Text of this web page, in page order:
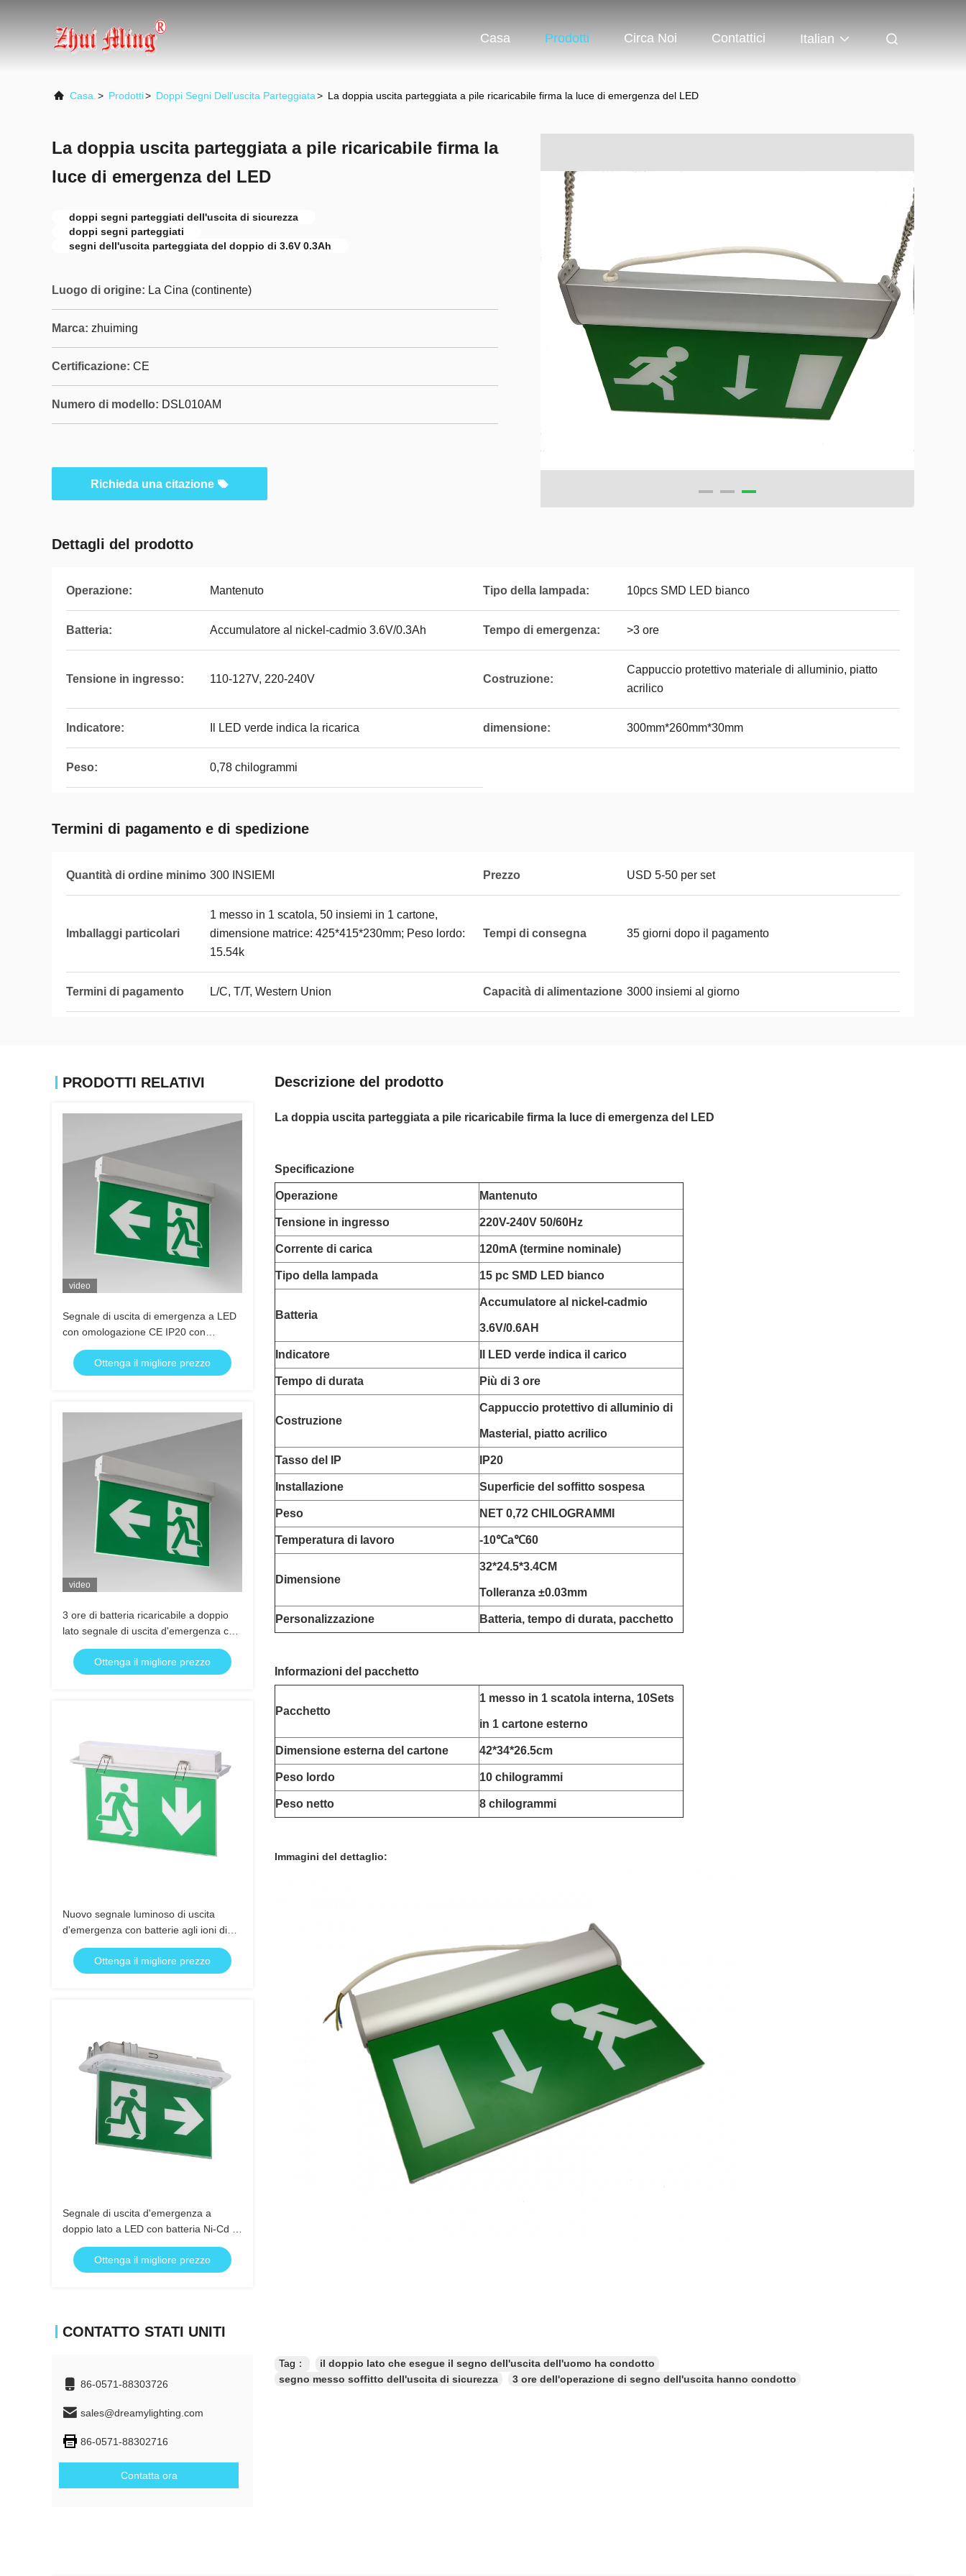
Casa Prodotti Circa Noi Contattici Italian
Casa. > Prodotti> Doppi Segni Dell'uscita Parteggiata> La doppia uscita parteggiata a pile ricaricabile firma la luce di emergenza del LED
La doppia uscita parteggiata a pile ricaricabile firma la
luce di emergenza del LED
doppi segni parteggiati dell'uscita di sicurezza
doppi segni parteggiati
segni dell'uscita parteggiata del doppio di 3.6V 0.3Ah
Luogo di origine: La Cina (continente)
Marca: zhuiming
Certificazione: CE
Numero di modello: DSL010AM
Richieda una citazione
Dettagli del prodotto
Operazione: Mantenuto Tipo della lampada: 10pcs SMD LED bianco
Batteria: Accumulatore al nickel-cadmio 3.6V/0.3Ah Tempo di emergenza: >3 ore
Tensione in ingresso: 110-127V, 220-240V Costruzione:
Cappuccio protettivo materiale di alluminio, piatto
acrilico
Indicatore: Il LED verde indica la ricarica dimensione: 300mm*260mm*30mm
Peso: 0,78 chilogrammi
Termini di pagamento e di spedizione
Quantità di ordine minimo 300 INSIEMI Prezzo USD 5-50 per set
Imballaggi particolari
1 messo in 1 scatola, 50 insiemi in 1 cartone,
dimensione matrice: 425*415*230mm; Peso lordo:
15.54k
Tempi di consegna 35 giorni dopo il pagamento
Termini di pagamento L/C, T/T, Western Union Capacità di alimentazione 3000 insiemi al giorno
PRODOTTI RELATIVI
video
Segnale di uscita di emergenza a LED
con omologazione CE IP20 con
funzionamento a batteria di 3 ore
Ottenga il migliore prezzo
video
3 ore di batteria ricaricabile a doppio
lato segnale di uscita d'emergenza con
15pcs SMD LED bianco e batteria agli
ioni di litioOttenga il migliore prezzo
Nuovo segnale luminoso di uscita
d'emergenza con batterie agli ioni di
litio e durata di emergenza di 3 ore nel
contenitore ABS
Ottenga il migliore prezzo
Segnale di uscita d'emergenza a
doppio lato a LED con batteria Ni-Cd e
involucro ABS ignifugo
Ottenga il migliore prezzo
CONTATTO STATI UNITI
86-0571-88303726
sales@dreamylighting.com
86-0571-88302716
Contatta ora
Descrizione del prodotto
La doppia uscita parteggiata a pile ricaricabile firma la luce di emergenza del LED
Specificazione
Operazione Mantenuto
Tensione in ingresso 220V-240V 50/60Hz
Corrente di carica 120mA (termine nominale)
Tipo della lampada 15 pc SMD LED bianco
Batteria
Accumulatore al nickel-cadmio
3.6V/0.6AH
Indicatore Il LED verde indica il carico
Tempo di durata Più di 3 ore
Costruzione
Cappuccio protettivo di alluminio di
Masterial, piatto acrilico
Tasso del IP IP20
Installazione Superficie del soffitto sospesa
Peso NET 0,72 CHILOGRAMMI
Temperatura di lavoro -10℃a℃60
Dimensione
32*24.5*3.4CM
Tolleranza ±0.03mm
Personalizzazione Batteria, tempo di durata, pacchetto
Informazioni del pacchetto
Pacchetto
1 messo in 1 scatola interna, 10Sets
in 1 cartone esterno
Dimensione esterna del cartone 42*34*26.5cm
Peso lordo 10 chilogrammi
Peso netto 8 chilogrammi
Immagini del dettaglio:
Tag：
il doppio lato che esegue il segno dell'uscita dell'uomo ha condotto
segno messo soffitto dell'uscita di sicurezza
3 ore dell'operazione di segno dell'uscita hanno condotto